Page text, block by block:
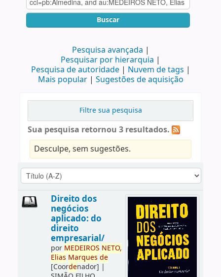
Buscar
Pesquisa avançada
Pesquisar por hierarquia
Pesquisa de autoridade
Nuvem de tags
Mais popular
Sugestões de aquisição
Filtre sua pesquisa
Sua pesquisa retornou 3 resultados.
Desculpe, sem sugestões.
Direito dos
negócios
aplicado: do
direito
empresarial/
por MEDEIROS NETO,
Elias Marques de
[Coordenador] |